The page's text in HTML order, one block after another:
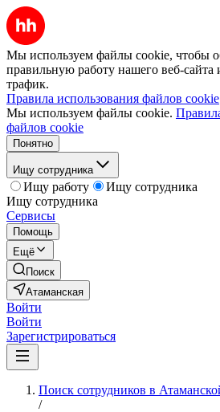
Мы используем файлы cookie, чтобы
правильную работу нашего веб-сайта
трафик.
Правила использования файлов cookie
Мы используем файлы cookie.
файлов cookie
Понятно
Ищу сотрудника
Ищу работу
Ищу сотрудника
Ищу сотрудника
Сервисы
Помощь
Ещё
Поиск
Атаманская
Войти
Войти
Зарегистрироваться
Поиск сотрудников в
/